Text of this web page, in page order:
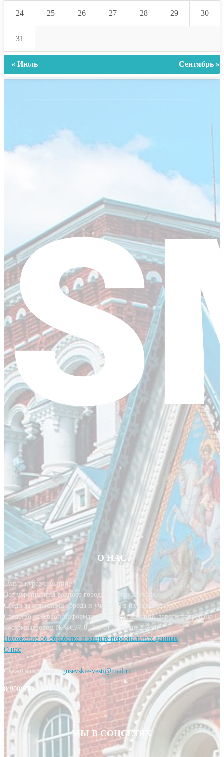
24 25 26 27 28 29 30
31
« Июль Сентябрь »
О НАС
Будь в курсе событий!
Все мероприятия родного города у тебя в кармане.
Следи за новостями города и участвуй в их создании!
Средство массовой информации, сетевое издание, зарегистрировано
Роскомнадзором № ФС77-85393 от 20 июня 2023 г.
Положение об обработке и защите персональных данных
О нас
Свяжитесь с нами:gusevskie-vesti@mail.ru
8(900)590-21-21
МЫ В СОЦСЕТЯХ